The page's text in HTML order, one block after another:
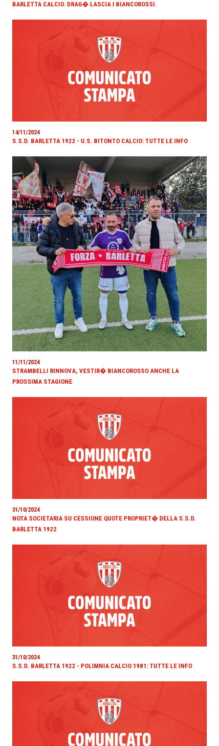
BARLETTA CALCIO. DRAG� LASCIA I BIANCOROSSI.
14/11/2024
S.S.D. BARLETTA 1922 - U.S. BITONTO CALCIO: TUTTE LE INFO
11/11/2024
STRAMBELLI RINNOVA, VESTIR� BIANCOROSSO ANCHE LA
PROSSIMA STAGIONE
31/10/2024
NOTA SOCIETARIA SU CESSIONE QUOTE PROPRIET� DELLA S.S.D.
BARLETTA 1922
31/10/2024
S.S.D. BARLETTA 1922 - POLIMNIA CALCIO 1981: TUTTE LE INFO